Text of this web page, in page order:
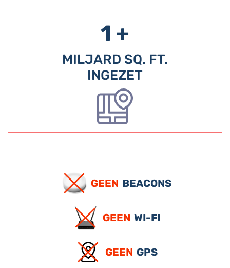
1 +
MILJARD SQ. FT.
INGEZET
GEEN BEACONS
GEEN WI-FI
GEEN GPS